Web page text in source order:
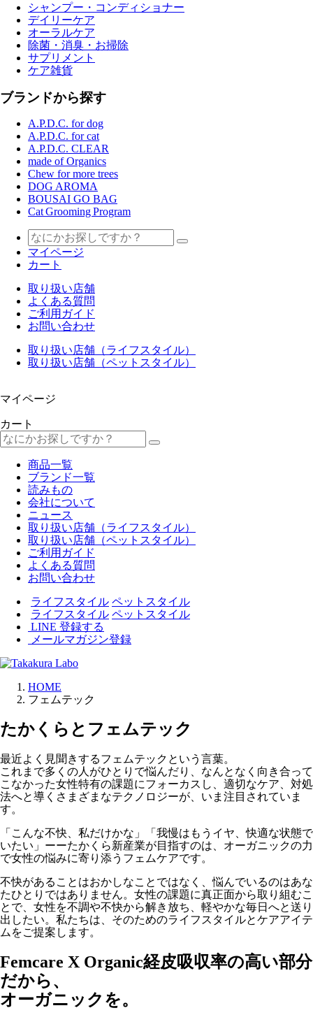
シャンプー・コンディショナー
デイリーケア
オーラルケア
除菌・消臭・お掃除
サプリメント
ケア雑貨
ブランドから探す
A.P.D.C. for dog
A.P.D.C. for cat
A.P.D.C. CLEAR
made of Organics
Chew for more trees
DOG AROMA
BOUSAI GO BAG
Cat Grooming Program
マイページ
カート
取り扱い店舗
よくある質問
ご利用ガイド
お問い合わせ
取り扱い店舗（ライフスタイル）
取り扱い店舗（ペットスタイル）
マイページ
カート
商品一覧
ブランド一覧
読みもの
会社について
ニュース
取り扱い店舗（ライフスタイル）
取り扱い店舗（ペットスタイル）
ご利用ガイド
よくある質問
お問い合わせ
ライフスタイル ペットスタイル
ライフスタイル ペットスタイル
LINE 登録する
メールマガジン登録
HOME
フェムテック
たかくらとフェムテック
最近よく見聞きするフェムテックという言葉。
これまで多くの人がひとりで悩んだり、なんとなく向き合って
こなかった女性特有の課題にフォーカスし、適切なケア、対処
法へと導くさまざまなテクノロジーが、いま注目されていま
す。
「こんな不快、私だけかな」「我慢はもうイヤ、快適な状態で
いたい」ーーたかくら新産業が目指すのは、オーガニックの力
で女性の悩みに寄り添うフェムケアです。
不快があることはおかしなことではなく、悩んでいるのはあな
たひとりではありません。女性の課題に真正面から取り組むこ
とで、女性を不調や不快から解き放ち、軽やかな毎日へと送り
出したい。私たちは、そのためのライフスタイルとケアアイテ
ムをご提案します。
Femcare X Organic経皮吸収率の高い部分
だから、
オーガニックを。